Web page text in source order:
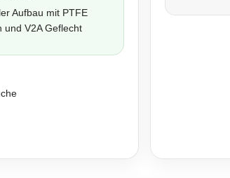
Aufbau mit PTFE
und V2A Geflecht